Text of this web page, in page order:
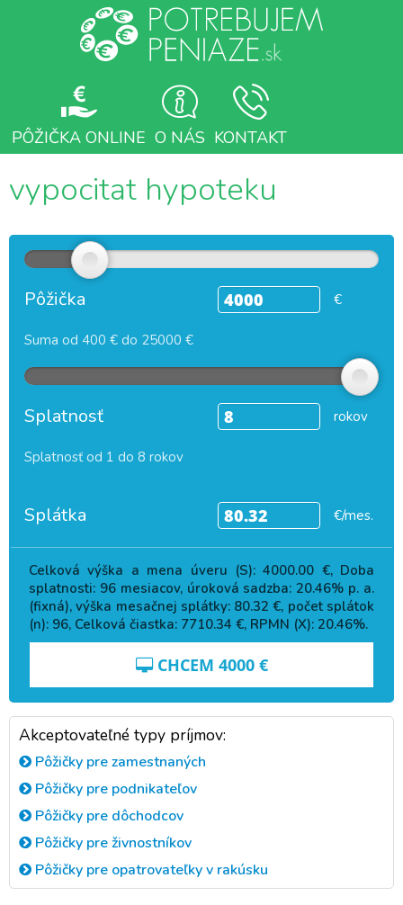
PÔŽIČKA ONLINE O NÁS KONTAKT
vypocitat hypoteku
Pôžička €
Suma od 400 € do 25000 €
Splatnosť rokov
Splatnosť od 1 do 8 rokov
Splátka €/mes.
Celková výška a mena úveru (S):4000.00 €, Doba
splatnosti: 96mesiacov, úroková sadzba:20.46% p. a.
(fixná), výška mesačnej splátky: 80.32 €, počet splátok
(n): 96, Celková čiastka: 7710.34 €, RPMN (X): 20.46%.
CHCEM 4000€
Akceptovateľné typy príjmov:
Pôžičky pre zamestnaných
Pôžičky pre podnikateľov
Pôžičky pre dôchodcov
Pôžičky pre živnostníkov
Pôžičky pre opatrovateľky v rakúsku